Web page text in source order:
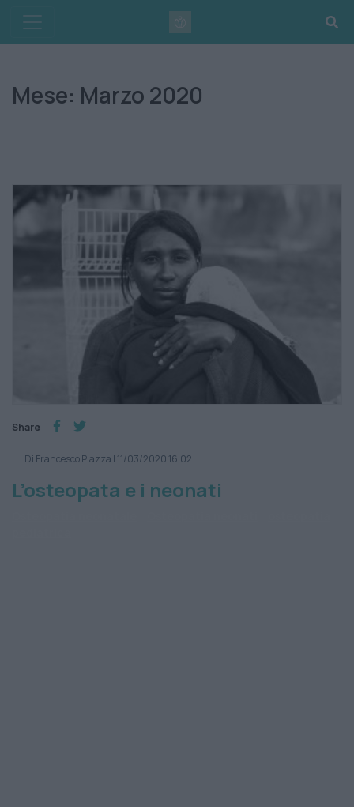
content
Mese: Marzo 2020
Share
Di Francesco Piazza | 11/03/2020 16:02
L’osteopata e i neonati